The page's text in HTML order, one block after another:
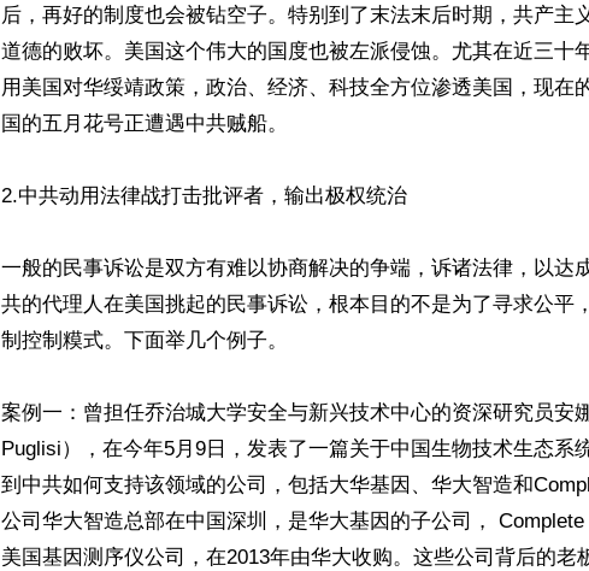
后，再好的制度也会被钻空子。特别到了末法末后时期，共产主
道德的败坏。美国这个伟大的国度也被左派侵蚀。尤其在近三十
用美国对华绥靖政策，政治、经济、科技全方位渗透美国，现在
国的五月花号正遭遇中共贼船。
2.中共动用法律战打击批评者，输出极权统治
一般的民事诉讼是双方有难以协商解决的争端，诉诸法律，以达
共的代理人在美国挑起的民事诉讼，根本目的不是为了寻求公平
制控制糢式。下面举几个例子。
案例一：曾担任乔治城大学安全与新兴技术中心的资深研究员安
Puglisi），在今年5月9日，发表了一篇关于中国生物技术生态系
到中共如何支持该领域的公司，包括大华基因、华大智造和
公司华大智造总部在中国深圳，是华大基因的子公司，
美国基因测序仪公司，在2013年由华大收购。这些公司背后的老